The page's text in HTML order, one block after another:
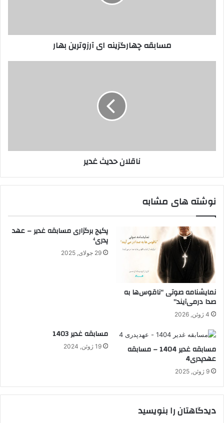
مسابقه چهارگزینه ای آرزوترین بهار
ناقلان حدیث غدیر
نوشته های مشابه
نمایشنامه صوتی “ناقوس‌ها به
صدا در‌می‌آیند”
4 ژوئن, 2026
پکیج برگزاری مسابقه غدیر – عهد
پدری⁴
29 جولای, 2025
مسابقه غدیر 1404 – مسابقه
عهدپدری4
9 ژوئن, 2025
مسابقه غدیر 1403
19 ژوئن, 2024
دیدگاهتان را بنویسید